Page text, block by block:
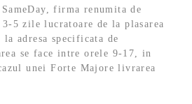
firma renumita de
5 zile lucratoare de la plasarea
la adresa specificata de
se face intre orele 9-17, in
unei Forte Majore livrarea